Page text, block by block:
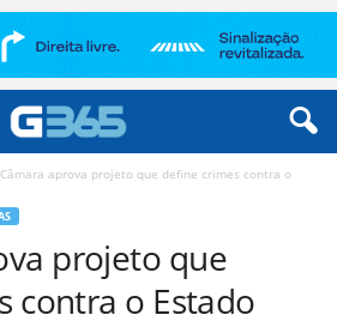
Câmara aprova projeto que define crimes contra o
projeto que
contra o Estado